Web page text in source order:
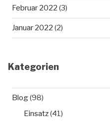
Februar 2022 (3)
Januar 2022 (2)
Kategorien
Blog(98)
Einsatz(41)